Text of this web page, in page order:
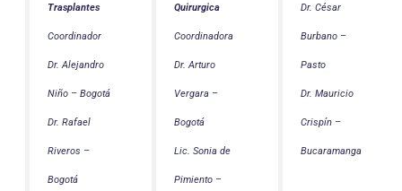
Trasplantes
Coordinador
Dr. Alejandro
Niño – Bogotá
Dr. Rafael
Riveros –
Bogotá
Quirurgica
Coordinadora
Dr. Arturo
Vergara –
Bogotá
Lic. Sonia de
Pimiento –
Dr. César
Burbano –
Pasto
Dr. Mauricio
Crispín –
Bucaramanga